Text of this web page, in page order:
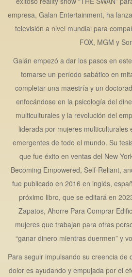
empresa, Galan Entertainment, ha
televisión a nivel mundial para
FOX, MGM y
Galán empezó a dar los pasos en
tomarse un período sabático en
completar una maestría y un
enfocándose en la psicología del
multiculturales y la revolución del
liderada por mujeres multiculturales
emergentes de todo el mundo. Su
que fue éxito en ventas del New
Becoming Empowered, Self-Reliant,
fue publicado en 2016 en inglés,
próximo libro, que se editará en
Zapatos, Ahorre Para Comprar
mujeres que trabajan para otras
“ganar dinero mientras duermen” y
Para seguir impulsando su creencia de
dolor es ayudando y empujada por el